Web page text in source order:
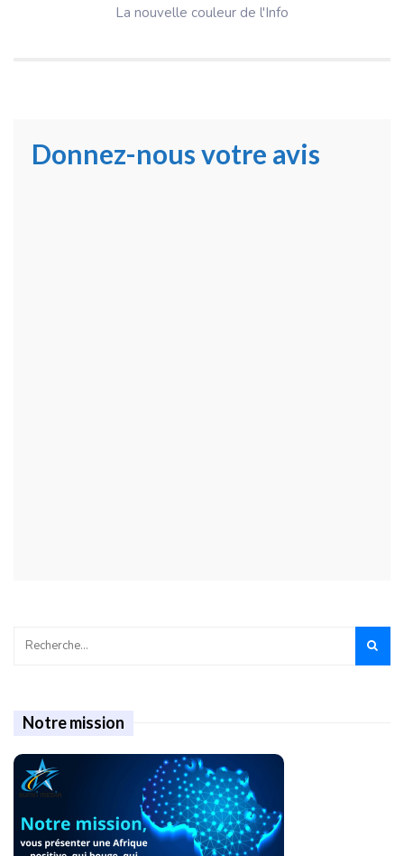
La nouvelle couleur de l'Info
Donnez-nous votre avis
Notre mission